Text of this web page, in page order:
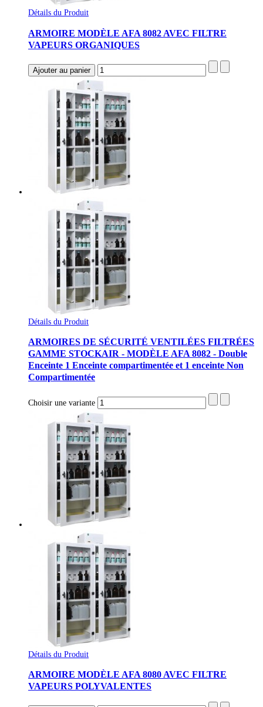
Détails du Produit
ARMOIRE MODÈLE AFA 8082 AVEC FILTRE
VAPEURS ORGANIQUES
Détails du Produit
ARMOIRES DE SÉCURITÉ VENTILÉES FILTRÉES
GAMME STOCKAIR - MODÈLE AFA 8082 - Double
Enceinte 1 Enceinte compartimentée et 1 enceinte Non
Compartimentée
Choisir une variante
Détails du Produit
ARMOIRE MODÈLE AFA 8080 AVEC FILTRE
VAPEURS POLYVALENTES